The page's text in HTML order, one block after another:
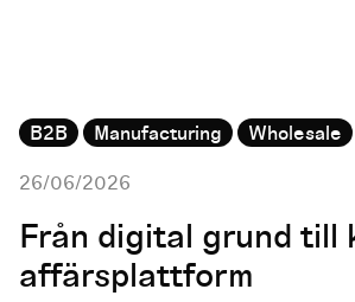
B2B Manufacturing
Wholesale
26/06/2026
Från digital grund till
affärsplattform